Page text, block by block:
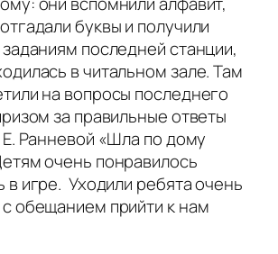
буквы и получили
заданиям последней станции,
в читальном зале. Там
на вопросы последнего
за правильные ответы
Е. Ранневой «Шла по дому
очень понравилось
в игре. Уходили ребята очень
обещанием прийти к нам